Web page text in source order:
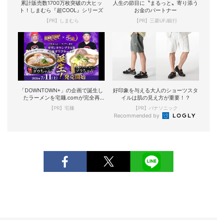
累計販売数1700万枚突破の大ヒッ
ト！しまむら『超COOL』シリーズ
【PR】しまむら
人生の節目に〝まるっと〟寄り添う
お金のパートナー
【PR】三菱UFJ銀行
「DOWNTOWN+」の企画で誕生し
たラーメンを宅麺.comが完全再
現！
【PR】宅麺
好印象を与える大人のショーツスタ
イルは肌の見え方が重要！？
【PR】パナソニック
Recommended by